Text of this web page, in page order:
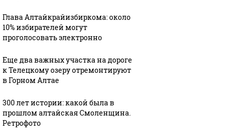
Глава Алтайкрайизбиркома: около
10% избирателей могут
проголосовать электронно
Еще два важных участка на дороге
к Телецкому озеру отремонтируют
в Горном Алтае
300 лет истории: какой была в
прошлом алтайская Смоленщина.
Ретрофото